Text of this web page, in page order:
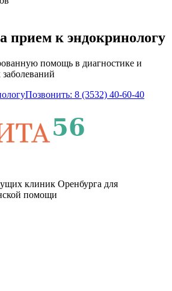
прием к эндокринологу
помощь в диагностике и
Позвонить: 8 (3532) 40-60-40
клиник Оренбурга для
помощи